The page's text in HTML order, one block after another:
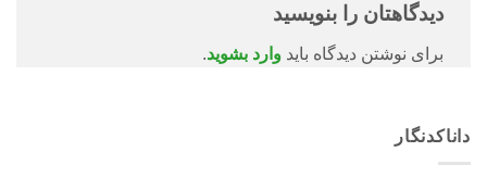
دیدگاهتان را بنویسید
برای نوشتن دیدگاه باید وارد بشوید.
داناکدنگار